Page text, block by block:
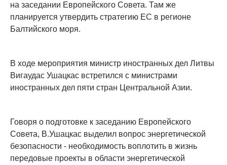
на заседании Европейского Совета. Там же
планируется утвердить стратегию ЕС в регионе
Балтийского моря.
В ходе мероприятия министр иностранных дел Литвы
Вигаудас Ушацкас встретился с министрами
иностранных дел пяти стран Центральной Азии.
Говоря о подготовке к заседанию Европейского
Совета, В.Ушацкас выделил вопрос энергетической
безопасности - необходимость воплотить в жизнь
передовые проекты в области энергетической